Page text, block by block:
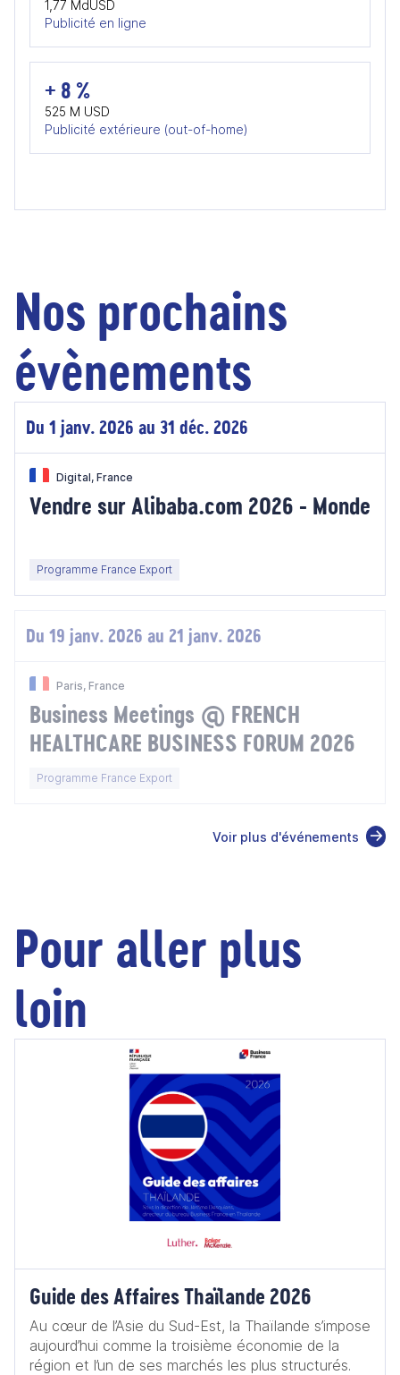
1,77 MdUSD
Publicité en ligne
+ 8 %
525 M USD
Publicité extérieure (out-of-home)
Nos prochains
évènements
Du 1 janv. 2026 au 31 déc. 2026
Digital, France
Vendre sur Alibaba.com 2026 - Monde
Programme France Export
Du 19 janv. 2026 au 21 janv. 2026
Paris, France
Business Meetings @ FRENCH
HEALTHCARE BUSINESS FORUM 2026
Programme France Export
Voir plus d'événements
Pour aller plus
loin
Guide des Affaires Thaïlande 2026
Au cœur de l’Asie du Sud-Est, la Thaïlande s’impose
aujourd’hui comme la troisième économie de la
région et l’un de ses marchés les plus structurés.